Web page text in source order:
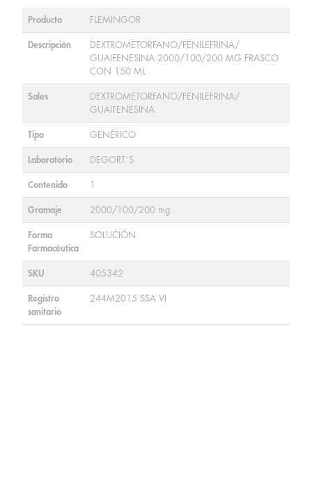
Producto FLEMINGOR
Descripción
DEXTROMETORFANO/FENILEFRINA/
GUAIFENESINA 2000/100/200 MG FRASCO
CON 150 ML
Sales
DEXTROMETORFANO/FENILEFRINA/
GUAIFENESINA
Tipo GENÉRICO
Laboratorio DEGORT´S
Contenido 1
Gramaje 2000/100/200 mg
Forma
Farmacéutica
SOLUCIÓN
SKU 405342
Registro
sanitario
244M2015 SSA VI